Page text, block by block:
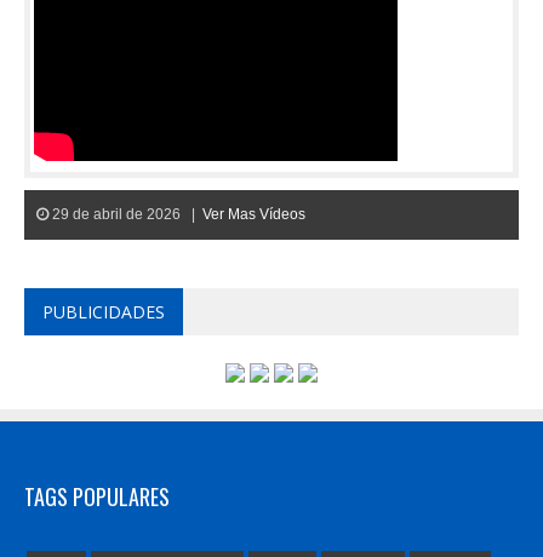
29 de abril de 2026 | Ver Mas Vídeos
PUBLICIDADES
TAGS POPULARES